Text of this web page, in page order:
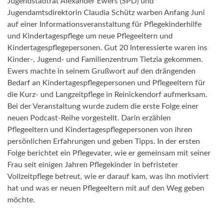
Jugendamtsdirektorin Claudia Schütz warben Anfang Juni
auf einer Informationsveranstaltung für Pflegekinderhilfe
und Kindertagespflege um neue Pflegeeltern und
Kindertagespflegepersonen. Gut 20 Interessierte waren ins
Kinder-, Jugend- und Familienzentrum Tietzia gekommen.
Ewers machte in seinem Grußwort auf den drängenden
Bedarf an Kindertagespflegepersonen und Pflegeeltern für
die Kurz- und Langzeitpflege in Reinickendorf aufmerksam.
Bei der Veranstaltung wurde zudem die erste Folge einer
neuen Podcast-Reihe vorgestellt. Darin erzählen
Pflegeeltern und Kindertagespflegepersonen von ihren
persönlichen Erfahrungen und geben Tipps. In der ersten
Folge berichtet ein Pflegevater, wie er gemeinsam mit seiner
Frau seit einigen Jahren Pflegekinder in befristeter
Vollzeitpflege betreut, wie er darauf kam, was ihn motiviert
hat und was er neuen Pflegeeltern mit auf den Weg geben
möchte.